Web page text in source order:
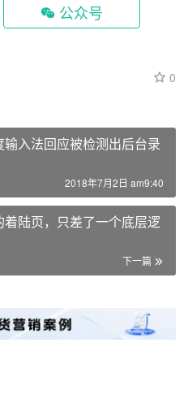
公众号
0
入法回应被检测出后台录
2018年7月2日 am9:40
陆页，只差了一个底层逻
下一篇